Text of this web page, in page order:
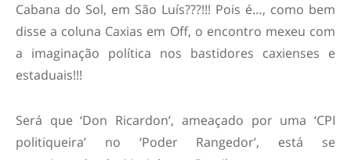
Cabana do Sol, em São Luís???!!! Pois é…, como bem
disse a coluna Caxias em Off, o encontro mexeu com
a imaginação política nos bastidores caxienses e
estaduais!!!
Será que ‘Don Ricardon’, ameaçado por uma ‘CPI
politiqueira’ no ‘Poder Rangedor’, está se